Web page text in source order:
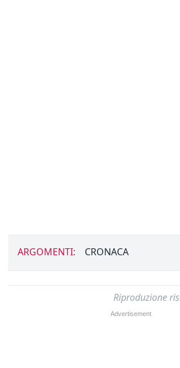
ARGOMENTI: CRONACA
Riproduzione